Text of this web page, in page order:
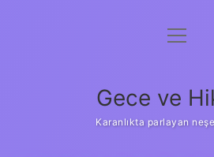
Anasayfa
Yasal Uyarı
menüyü
Gece ve
Karanlıkta parlayan